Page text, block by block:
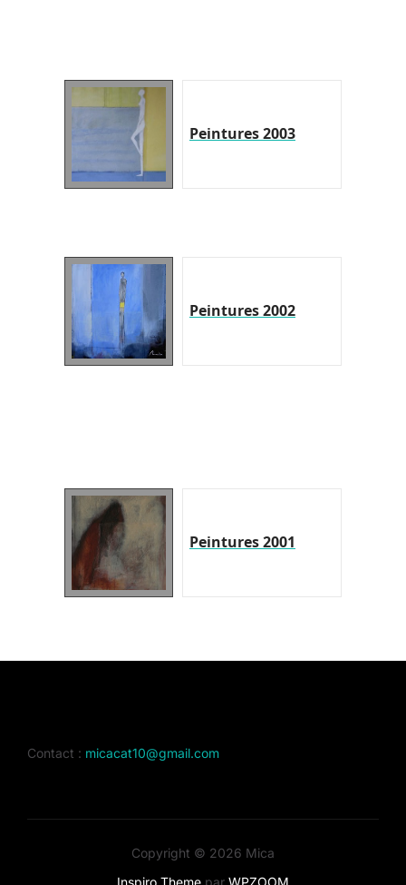
Peintures 2003
Peintures 2002
Peintures 2001
Contact : micacat10@gmail.com
Copyright © 2026 Mica